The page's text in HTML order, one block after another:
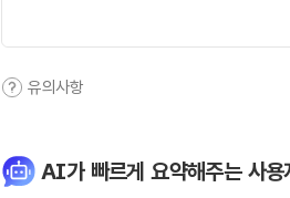
유의사항
AI가 빠르게 요약해주는 사용